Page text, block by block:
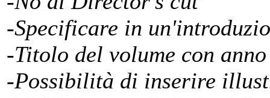
-Specificare in
-Titolo del volume con
-Possibilità di inserire